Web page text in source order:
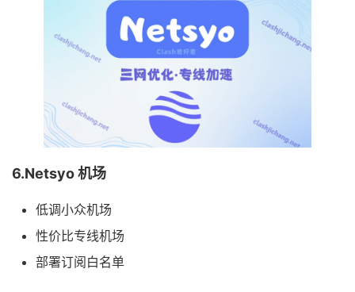
6.Netsyo 机场
低调小众机场
性价比专线机场
部署订阅白名单